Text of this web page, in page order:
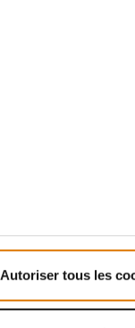
Autoriser tous les